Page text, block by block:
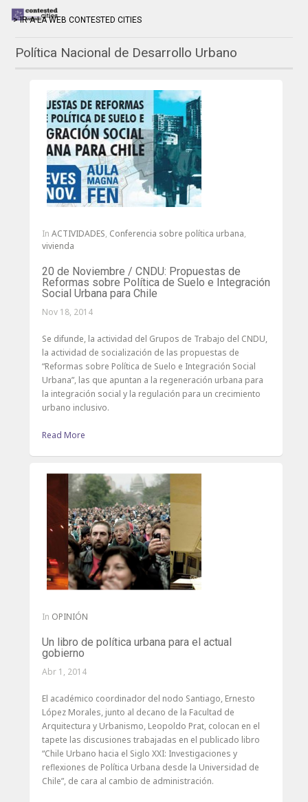
> IR A LA WEB CONTESTED CITIES
Política Nacional de Desarrollo Urbano
In ACTIVIDADES, Conferencia sobre política urbana,
vivienda
20 de Noviembre / CNDU: Propuestas de
Reformas sobre Política de Suelo e Integración
Social Urbana para Chile
Nov 18, 2014
Se difunde, la actividad del Grupos de Trabajo del CNDU,
la actividad de socialización de las propuestas de
“Reformas sobre Política de Suelo e Integración Social
Urbana”, las que apuntan a la regeneración urbana para
la integración social y la regulación para un crecimiento
urbano inclusivo.
Read More
In OPINIÓN
Un libro de política urbana para el actual
gobierno
Abr 1, 2014
El académico coordinador del nodo Santiago, Ernesto
López Morales, junto al decano de la Facultad de
Arquitectura y Urbanismo, Leopoldo Prat, colocan en el
tapete las discusiones trabajadas en el publicado libro
“Chile Urbano hacia el Siglo XXI: Investigaciones y
reflexiones de Política Urbana desde la Universidad de
Chile”, de cara al cambio de administración.